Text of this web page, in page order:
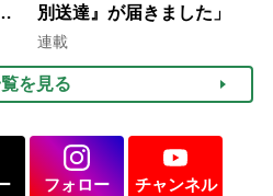
別送達』が届きました」
連載
を見る
フォロー チャンネル